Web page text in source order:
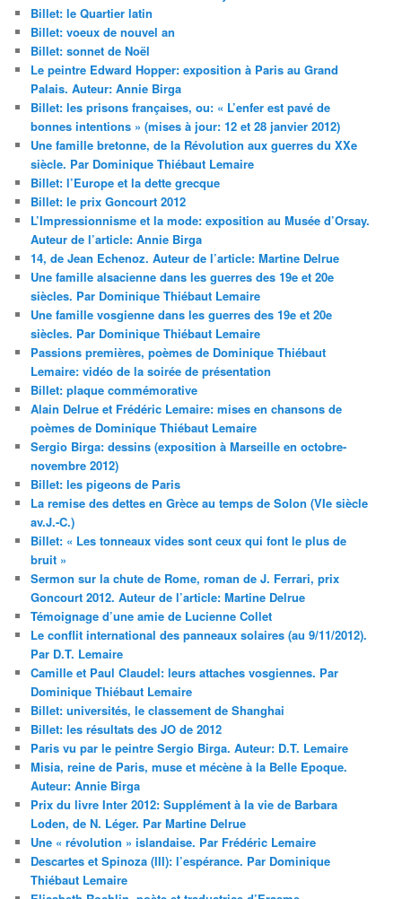
Billet: le Quartier latin
Billet: voeux de nouvel an
Billet: sonnet de Noël
Le peintre Edward Hopper: exposition à Paris au Grand
Palais. Auteur: Annie Birga
Billet: les prisons françaises, ou: « L’enfer est pavé de
bonnes intentions » (mises à jour: 12 et 28 janvier 2012)
Une famille bretonne, de la Révolution aux guerres du XXe
siècle. Par Dominique Thiébaut Lemaire
Billet: l’Europe et la dette grecque
Billet: le prix Goncourt 2012
L’Impressionnisme et la mode: exposition au Musée d’Orsay.
Auteur de l’article: Annie Birga
14, de Jean Echenoz. Auteur de l’article: Martine Delrue
Une famille alsacienne dans les guerres des 19e et 20e
siècles. Par Dominique Thiébaut Lemaire
Une famille vosgienne dans les guerres des 19e et 20e
siècles. Par Dominique Thiébaut Lemaire
Passions premières, poèmes de Dominique Thiébaut
Lemaire: vidéo de la soirée de présentation
Billet: plaque commémorative
Alain Delrue et Frédéric Lemaire: mises en chansons de
poèmes de Dominique Thiébaut Lemaire
Sergio Birga: dessins (exposition à Marseille en octobre-
novembre 2012)
Billet: les pigeons de Paris
La remise des dettes en Grèce au temps de Solon (VIe siècle
av.J.-C.)
Billet: « Les tonneaux vides sont ceux qui font le plus de
bruit »
Sermon sur la chute de Rome, roman de J. Ferrari, prix
Goncourt 2012. Auteur de l’article: Martine Delrue
Témoignage d’une amie de Lucienne Collet
Le conflit international des panneaux solaires (au 9/11/2012).
Par D.T. Lemaire
Camille et Paul Claudel: leurs attaches vosgiennes. Par
Dominique Thiébaut Lemaire
Billet: universités, le classement de Shanghai
Billet: les résultats des JO de 2012
Paris vu par le peintre Sergio Birga. Auteur: D.T. Lemaire
Misia, reine de Paris, muse et mécène à la Belle Epoque.
Auteur: Annie Birga
Prix du livre Inter 2012: Supplément à la vie de Barbara
Loden, de N. Léger. Par Martine Delrue
Une « révolution » islandaise. Par Frédéric Lemaire
Descartes et Spinoza (III): l’espérance. Par Dominique
Thiébaut Lemaire